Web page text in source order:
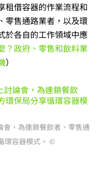
租借容器的作業流程和
零售通路業者，以及環
於各自的工作領域中應
？政府、零售和飲料業
）
，為連鎖餐飲者、零售通
環容器模式。 ©